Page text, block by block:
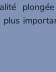
plus